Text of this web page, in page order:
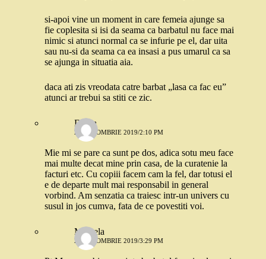
si-apoi vine un moment in care femeia ajunge sa
fie coplesita si isi da seama ca barbatul nu face mai
nimic si atunci normal ca se infurie pe el, dar uita
sau nu-si da seama ca ea insasi a pus umarul ca sa
se ajunga in situatia aia.
daca ati zis vreodata catre barbat „lasa ca fac eu”
atunci ar trebui sa stiti ce zic.
Diana
28 OCTOMBRIE 2019/2:10 PM
Mie mi se pare ca sunt pe dos, adica sotu meu face
mai multe decat mine prin casa, de la curatenie la
facturi etc. Cu copiii facem cam la fel, dar totusi el
e de departe mult mai responsabil in general
vorbind. Am senzatia ca traiesc intr-un univers cu
susul in jos cumva, fata de ce povestiti voi.
Mihaela
28 OCTOMBRIE 2019/3:29 PM